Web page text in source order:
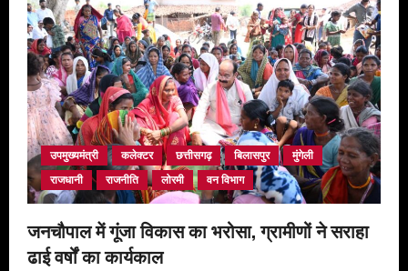
उपमुख्यमंत्री कलेक्टर छत्तीसगढ़ बिलासपुर
मुंगेली
राजधानी
राजनीति लोरमी वन विभाग
जनचौपाल में गूंजा विकास का भरोसा, ग्रामीणों ने सराहा
ढाई वर्षों का कार्यकाल